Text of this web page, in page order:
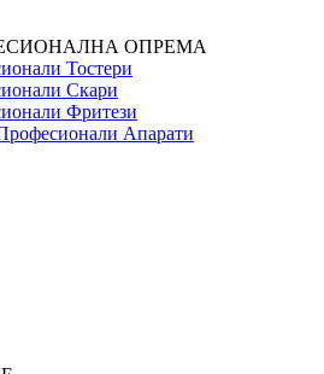
ОПРЕМА
Тостери
Скари
Фритези
Апарати